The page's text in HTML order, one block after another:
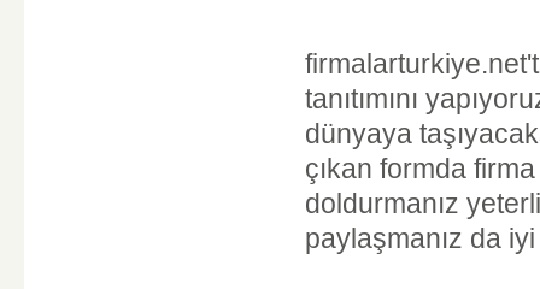
tanıtımını
dünyaya
çıkan formda
doldurmanız
paylaşmanız da